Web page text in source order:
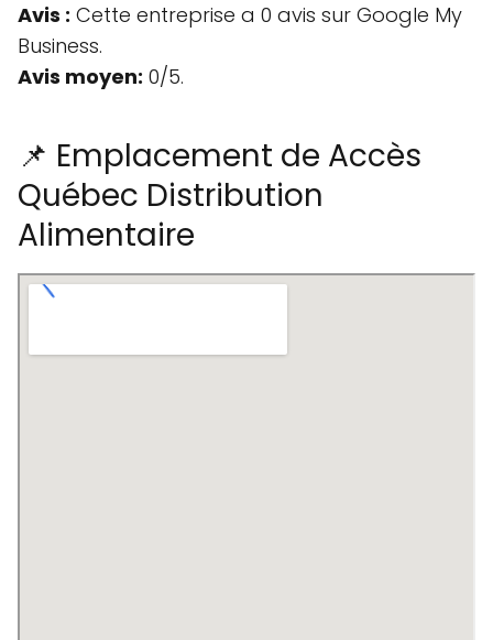
Avis : Cette entreprise a 0 avis sur Google My
Business.
Avis moyen: 0/5.
📌 Emplacement de Accès
Québec Distribution
Alimentaire